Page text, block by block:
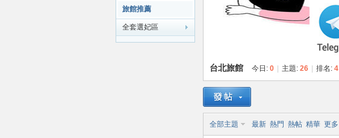
旅館推薦
全套選妃區
台北旅館 今日: 0 主題: 26 排名: 4
全部主題 最新 熱門 熱帖 精華 更多